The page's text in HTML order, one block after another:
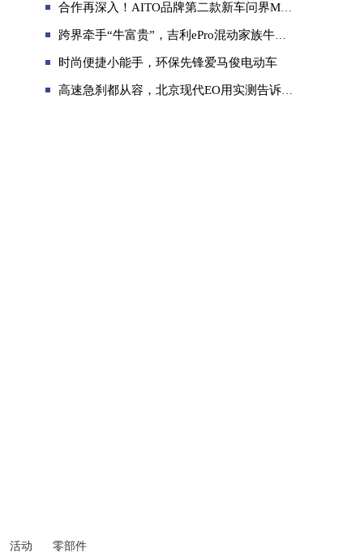
合作再深入！AITO品牌第二款新车问界M7即将发布
跨界牵手“牛富贵”，吉利ePro混动家族牛运开驶！
时尚便捷小能手，环保先锋爱马俊电动车
高速急刹都从容，北京现代EO用实测告诉你，纯电车也能拥有操控感
活动 零部件